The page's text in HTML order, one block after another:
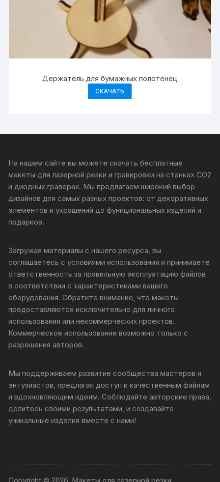
Держатель для бумажных полотенец
СКАЧАТЬ
На нашем сайте вы можете скачать бесплатные
макеты для лазерной резки и гравировки на станках CO2
и диодных граверах. Мы предлагаем широкий выбор
дизайнов для самых разных проектов: от декоративных
элементов и украшений до функциональных изделий и
подарков.
Загружая материалы с нашего ресурса, вы
соглашаетесь с условиями использования и принимаете
ответственность за правильную эксплуатацию файлов
в соответствии с характеристиками вашего
оборудования. Обратите внимание, что макеты
предоставляются исключительно для личного
использования или некоммерческих проектов.
Коммерческое использование возможно только с
разрешения авторов.
Мы поддерживаем развитие сообщества мастеров и
энтузиастов, предлагая доступ к качественным файлам
и вдохновляющим идеям. Соблюдайте авторские права,
делитесь своими результатами, и создавайте
уникальные изделия вместе с нами!
Copyright © 2026, Макеты для лазерной резки.